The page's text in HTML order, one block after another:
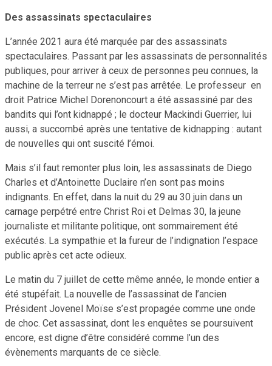
Des assassinats spectaculaires
L’année 2021 aura été marquée par des assassinats
spectaculaires. Passant par les assassinats de personnalités
publiques, pour arriver à ceux de personnes peu connues, la
machine de la terreur ne s’est pas arrêtée. Le professeur en
droit Patrice Michel Dorenoncourt a été assassiné par des
bandits qui l’ont kidnappé ; le docteur Mackindi Guerrier, lui
aussi, a succombé après une tentative de kidnapping : autant
de nouvelles qui ont suscité l’émoi.
Mais s’il faut remonter plus loin, les assassinats de Diego
Charles et d’Antoinette Duclaire n’en sont pas moins
indignants. En effet, dans la nuit du 29 au 30 juin dans un
carnage perpétré entre Christ Roi et Delmas 30, la jeune
journaliste et militante politique, ont sommairement été
exécutés. La sympathie et la fureur de l’indignation l’espace
public après cet acte odieux.
Le matin du 7 juillet de cette même année, le monde entier a
été stupéfait. La nouvelle de l’assassinat de l’ancien
Président Jovenel Moïse s’est propagée comme une onde
de choc. Cet assassinat, dont les enquêtes se poursuivent
encore, est digne d’être considéré comme l’un des
évènements marquants de ce siècle.